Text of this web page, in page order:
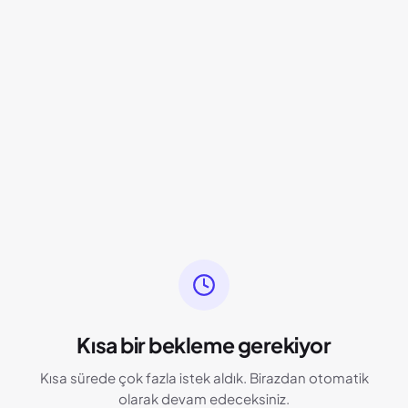
Kısa bir bekleme gerekiyor
Kısa sürede çok fazla istek aldık. Birazdan otomatik
olarak devam edeceksiniz.